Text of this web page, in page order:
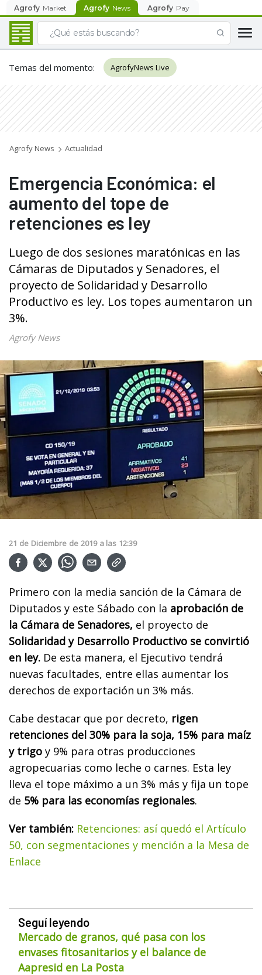
Agrofy Market Agrofy News Agrofy Pay
Temas del momento: AgrofyNews Live
Agrofy News Actualidad
Emergencia Económica: el
aumento del tope de
retenciones es ley
Luego de dos sesiones maratónicas en las
Cámaras de Diputados y Senadores, el
proyecto de Solidaridad y Desarrollo
Productivo es ley. Los topes aumentaron un
3%.
Agrofy News
21 de Diciembre de 2019 a las 12:39
Primero con la media sanción de la Cámara de
Diputados y este Sábado con la aprobación de
la Cámara de Senadores, el proyecto de
Solidaridad y Desarrollo Productivo se convirtió
en ley. De esta manera, el Ejecutivo tendrá
nuevas facultades, entre ellas aumentar los
derechos de exportación un 3% más.
Cabe destacar que por decreto, rigen
retenciones del 30% para la soja, 15% para maíz
y trigo y 9% para otras producciones
agropecuarias como leche o carnes. Esta ley
lleva el tope máximo a un 3% más y fija un tope
de 5% para las economías regionales.
Ver también: Retenciones: así quedó el Artículo
50, con segmentaciones y mención a la Mesa de
Enlace
Seguí leyendo
Mercado de granos, qué pasa con los
envases fitosanitarios y el balance de
Aapresid en La Posta